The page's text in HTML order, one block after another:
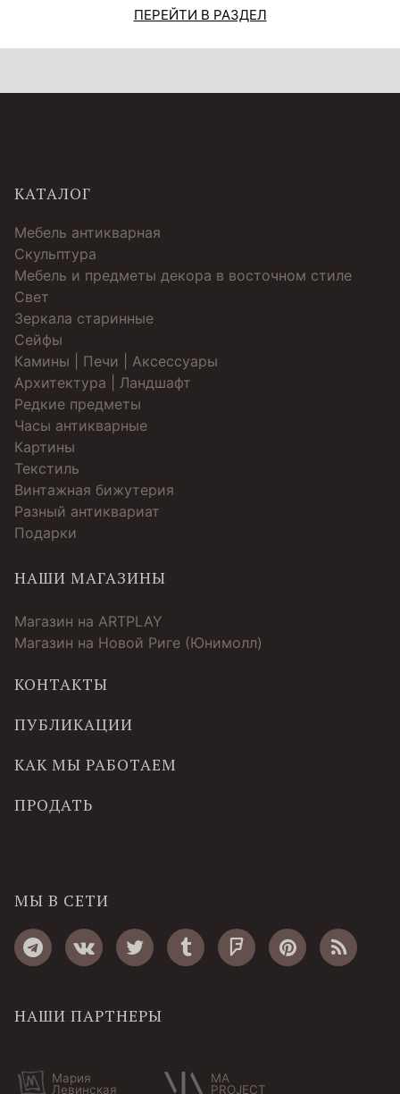
ПЕРЕЙТИ В РАЗДЕЛ
КАТАЛОГ
Мебель антикварная
Скульптура
Мебель и предметы декора в восточном стиле
Свет
Зеркала старинные
Cейфы
Камины | Печи | Аксессуары
Архитектура | Ландшафт
Редкие предметы
Часы антикварные
Картины
Текстиль
Винтажная бижутерия
Разный антиквариат
Подарки
НАШИ МАГАЗИНЫ
Магазин на ARTPLAY
Магазин на Новой Риге (Юнимолл)
КОНТАКТЫ
ПУБЛИКАЦИИ
КАК МЫ РАБОТАЕМ
ПРОДАТЬ
МЫ В СЕТИ
НАШИ ПАРТНЕРЫ
Мария
Левинская
MA
PROJECT